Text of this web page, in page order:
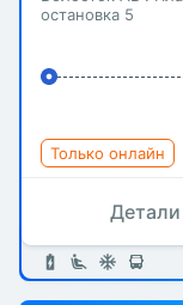
остановка 5
Только онлайн
Детали